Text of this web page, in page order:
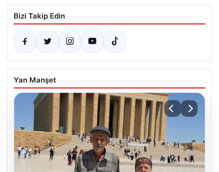
Bizi Takip Edin
Yan Manşet